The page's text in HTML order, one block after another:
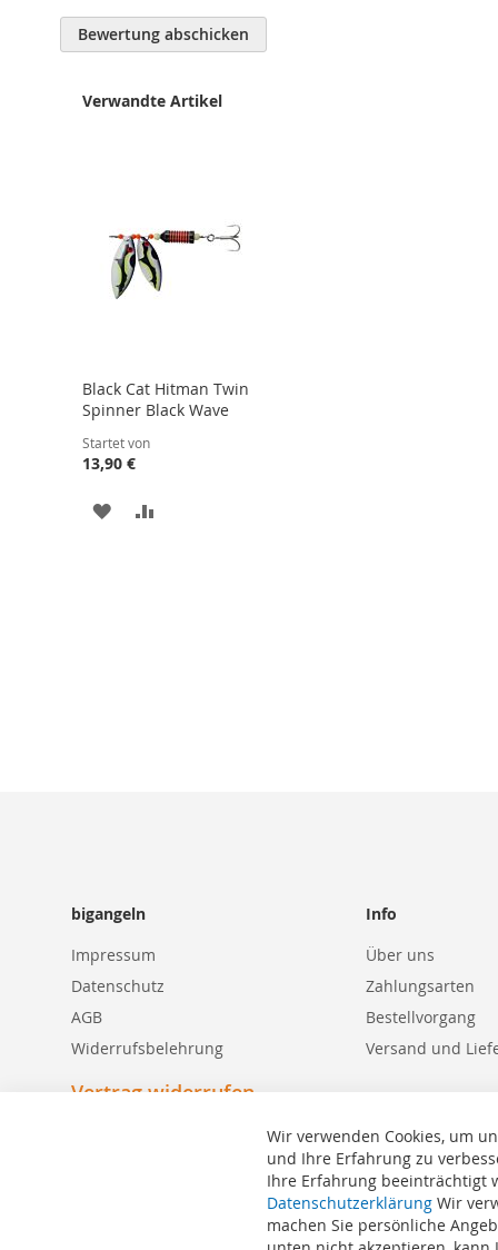
Bewertung abschicken
Verwandte Artikel
Black Cat Hitman Twin
Spinner Black Wave
Startet von
13,90 €
ZUR
bigangeln
Impressum
Datenschutz
AGB
Widerrufsbelehrung
Vertrag widerrufen
Info
Über uns
Zahlungsarten
Bestellvorgang
Versand und
Wir verwenden Cookies, um
und Ihre Erfahrung zu
Ihre Erfahrung beeinträchtigt
Datenschutzerklärung Wir
machen Sie persönliche